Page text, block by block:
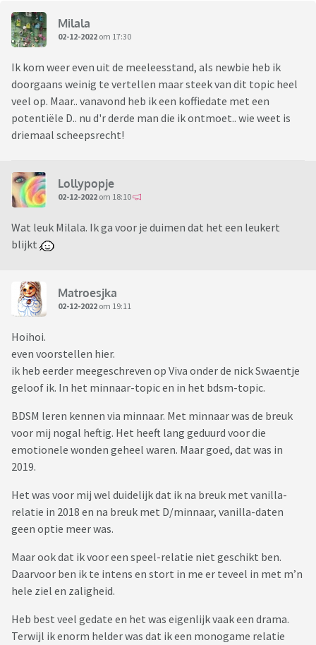
Kink Aware Info
https://kinkawareinfo.wordpress.com/
Marijkes Praktijken
http://marijkespraktijken.nl/
Submissive Guide
https://submissiveguide.com/
Wandering Spirits
http://www.wanderingspirits.nl/
Klein detail, naast gewone heerlijke geile ranzigheid komen
er hier ook een hoop emoties om de hoek kijken. Mensen
Wees daarom altijd respectvol, ook als hun kink en beleving
niet dezelfde is als de jouwe. Onthoud: YKINMKBYKIO of te
En omdat BDSM een zeer serieuze zaak is, ahum
een paar filmpjes
Hier vind je deel 2:
https://www.viafora.nl/forum/seksualiteit/bdsm-voor-de-
liefhebbers-deel-ii?page=66
Milala
02-12-2022 om 17:30
Ik kom weer even uit de meeleesstand, als newbie heb ik
doorgaans weinig te vertellen maar steek van dit topic heel
veel op. Maar.. vanavond heb ik een koffiedate met een
potentiële D.. nu d'r derde man die ik ontmoet.. wie weet is
driemaal scheepsrecht!
Lollypopje
02-12-2022 om 18:10
Wat leuk Milala. Ik ga voor je duimen dat het een leukert
blijkt
Matroesjka
02-12-2022 om 19:11
Hoihoi.
even voorstellen hier.
ik heb eerder meegeschreven op Viva onder de nick Swaentje
geloof ik. In het minnaar-topic en in het bdsm-topic.
BDSM leren kennen via minnaar. Met minnaar was de breuk
voor mij nogal heftig. Het heeft lang geduurd voor die
emotionele wonden geheel waren. Maar goed, dat was in
2019.
Het was voor mij wel duidelijk dat ik na breuk met vanilla-
relatie in 2018 en na breuk met D/minnaar, vanilla-daten
geen optie meer was.
Maar ook dat ik voor een speel-relatie niet geschikt ben.
Daarvoor ben ik te intens en stort in me er teveel in met m’n
hele ziel en zaligheid.
Heb best veel gedate en het was eigenlijk vaak een drama.
Terwijl ik enorm helder was dat ik een monogame relatie